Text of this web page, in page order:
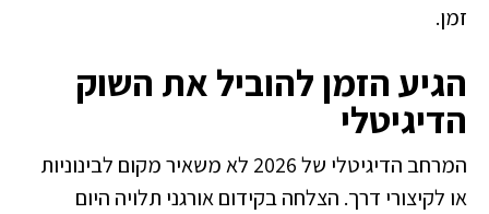
זמן.
הגיע הזמן להוביל את השוק
הדיגיטלי
המרחב הדיגיטלי של 2026 לא משאיר מקום לבינוניות
או לקיצורי דרך. הצלחה בקידום אורגני תלויה היום